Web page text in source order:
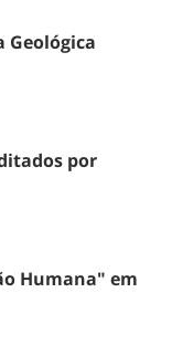
Geológica
por
Humana" em